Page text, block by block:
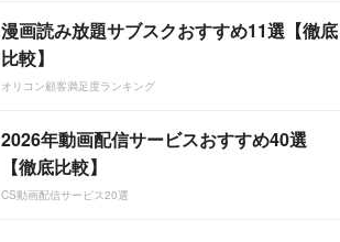
漫画読み放題サブスクおすすめ11選【徹底
比較】
オリコン顧客満足度ランキング
2026年動画配信サービスおすすめ40選
【徹底比較】
CS動画配信サービス20選